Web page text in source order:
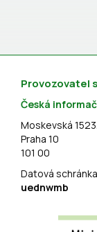
Provozovatel
Česká
Moskevská
Praha 10
101 00
Datová
uednwmb